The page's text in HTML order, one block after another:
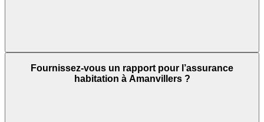
Fournissez-vous un rapport pour l’assurance
habitation à Amanvillers ?